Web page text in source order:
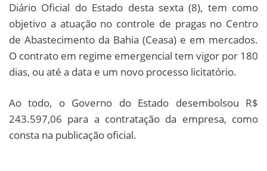
Diário Oficial do Estado desta sexta (8), tem como
objetivo a atuação no controle de pragas no Centro
de Abastecimento da Bahia (Ceasa) e em mercados.
O contrato em regime emergencial tem vigor por 180
dias, ou até a data e um novo processo licitatório.
Ao todo, o Governo do Estado desembolsou R$
243.597,06 para a contratação da empresa, como
consta na publicação oficial.